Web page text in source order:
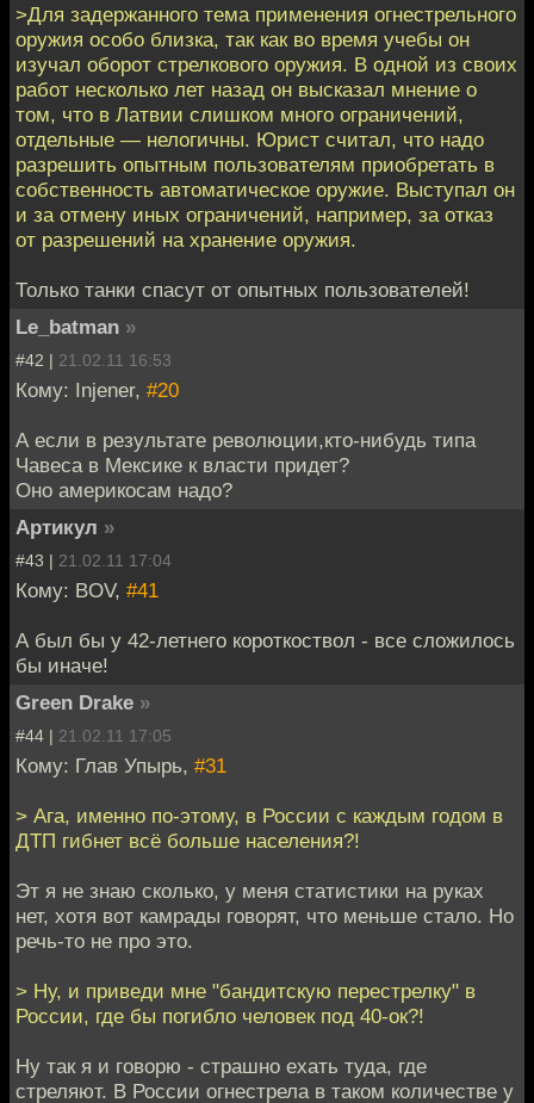
>Для задержанного тема применения огнестрельного
оружия особо близка, так как во время учебы он
изучал оборот стрелкового оружия. В одной из своих
работ несколько лет назад он высказал мнение о
том, что в Латвии слишком много ограничений,
отдельные — нелогичны. Юрист считал, что надо
разрешить опытным пользователям приобретать в
собственность автоматическое оружие. Выступал он
и за отмену иных ограничений, например, за отказ
от разрешений на хранение оружия.
Только танки спасут от опытных пользователей!
Le_batman »
#42 | 21.02.11 16:53
Кому: Injener, #20
А если в результате революции,кто-нибудь типа
Чавеса в Мексике к власти придет?
Оно америкосам надо?
Артикул »
#43 | 21.02.11 17:04
Кому: BOV, #41
А был бы у 42-летнего короткоствол - все сложилось
бы иначе!
Green Drake »
#44 | 21.02.11 17:05
Кому: Глав Упырь, #31
> Ага, именно по-этому, в России с каждым годом в
ДТП гибнет всё больше населения?!
Эт я не знаю сколько, у меня статистики на руках
нет, хотя вот камрады говорят, что меньше стало. Но
речь-то не про это.
> Ну, и приведи мне "бандитскую перестрелку" в
России, где бы погибло человек под 40-ок?!
Ну так я и говорю - страшно ехать туда, где
стреляют. В России огнестрела в таком количестве у